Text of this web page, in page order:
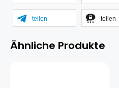
teilen teilen
Ähnliche Produkte